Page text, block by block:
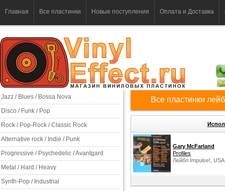
Главная Все пластинки Новые поступления Оплата и Доставка
Jazz / Blues / Bossa Nova
Disco / Funk / Pop
Rock / Pop-Rock / Classic Rock
Alternative rock / Indie / Punk
Progressive / Psychedelic / Avantgard
Metal / Hard / Heavy
Synth-Pop / Industrial
Все пластинки
Gary McFarland
Profiles
Лейбл Impulse!,